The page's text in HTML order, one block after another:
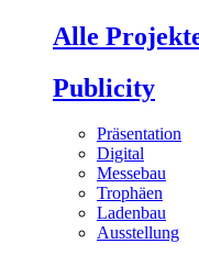
Alle
Publicity
Präsentation
Digital
Messebau
Trophäen
Ladenbau
Ausstellung